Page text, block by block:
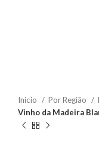
Início Por Região
Vinho da Madeira